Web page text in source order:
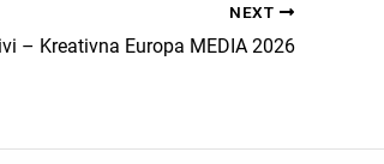
NEXT
– Kreativna Europa MEDIA 2026